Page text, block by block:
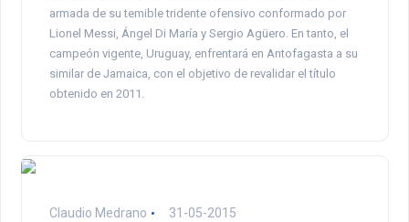
armada de su temible tridente ofensivo conformado por
Lionel Messi, Ángel Di María y Sergio Agüero. En tanto, el
campeón vigente, Uruguay, enfrentará en Antofagasta a su
similar de Jamaica, con el objetivo de revalidar el título
obtenido en 2011.
Claudio Medrano 31-05-2015